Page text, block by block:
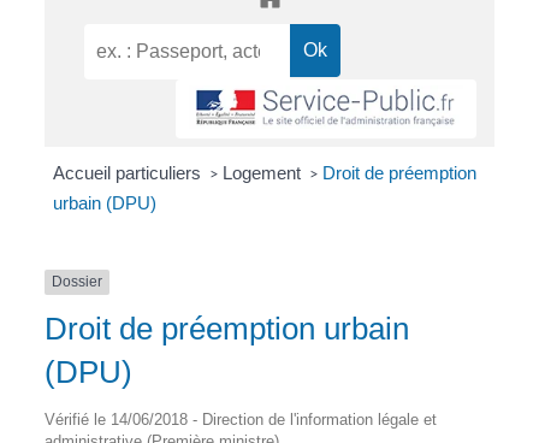
Accueil particuliers > Logement > Droit de préemption
urbain (DPU)
Dossier
Droit de préemption urbain
(DPU)
Vérifié le 14/06/2018 - Direction de l'information légale et